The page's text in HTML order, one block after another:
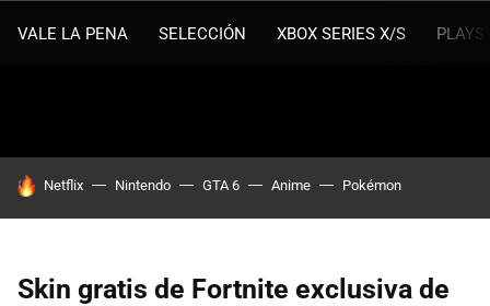
VALE LA PENA SELECCIÓN XBOX SERIES X/S
HOY SE HABLA DE
Netflix Nintendo GTA 6 Anime Pokémon
Skin gratis de Fortnite exclusiva de